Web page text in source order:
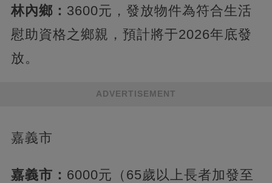
林內鄉： 3600元，發放物件為符合生活
慰助資格之鄉親，預計將于2026年底發
放。
ADVERTISEMENT
嘉義市
嘉義市： 6000元（65歲以上長者加發至